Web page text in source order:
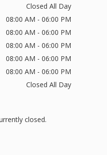
Closed All Day
08:00 AM - 06:00 PM
08:00 AM - 06:00 PM
08:00 AM - 06:00 PM
08:00 AM - 06:00 PM
08:00 AM - 06:00 PM
Closed All Day
closed.